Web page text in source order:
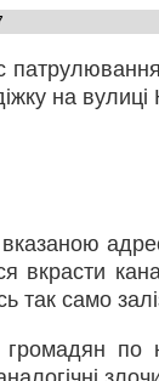
на вулиці
вкрасти
так само
по